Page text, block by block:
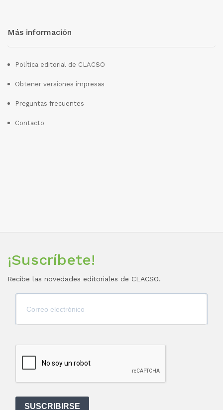
Más información
Política editorial de CLACSO
Obtener versiones impresas
Preguntas frecuentes
Contacto
¡Suscríbete!
Recibe las novedades editoriales de CLACSO.
SUSCRIBIRSE